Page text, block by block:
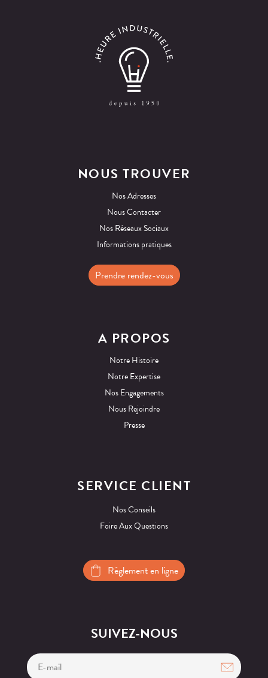
NOUS TROUVER
Nos Adresses
Nous Contacter
Nos Réseaux Sociaux
Informations pratiques
Prendre rendez-vous
A PROPOS
Notre Histoire
Notre Expertise
Nos Engagements
Nous Rejoindre
Presse
SERVICE CLIENT
Nos Conseils
Foire Aux Questions
Règlement en ligne
SUIVEZ-NOUS